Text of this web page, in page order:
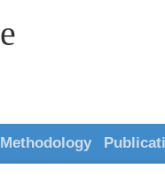
Methodology